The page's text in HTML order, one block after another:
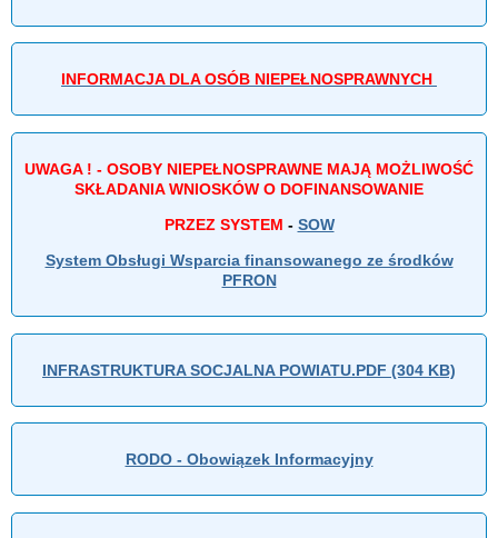
INFORMACJA DLA OSÓB NIEPEŁNOSPRAWNYCH
UWAGA ! - OSOBY NIEPEŁNOSPRAWNE MAJĄ MOŻLIWOŚĆ
SKŁADANIA WNIOSKÓW O DOFINANSOWANIE
PRZEZ SYSTEM - SOW
System Obsługi Wsparcia finansowanego ze środków
PFRON
INFRASTRUKTURA SOCJALNA POWIATU.PDF (304 KB)
RODO - Obowiązek Informacyjny